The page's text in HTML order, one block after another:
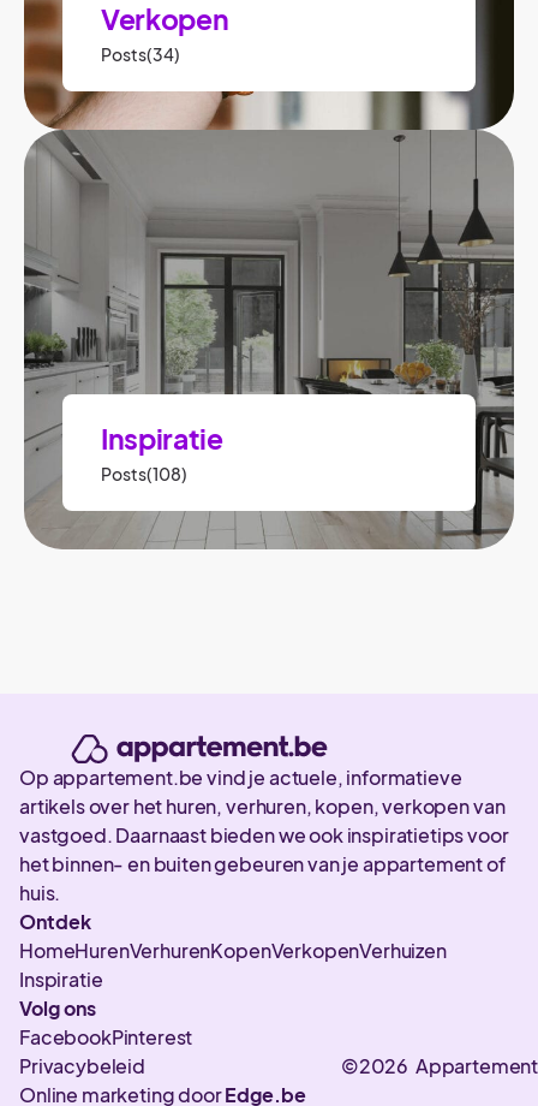
Verkopen
Posts(34)
Inspiratie
Posts(108)
Op appartement.be vind je actuele, informatieve
artikels over het huren, verhuren, kopen, verkopen van
vastgoed. Daarnaast bieden we ook inspiratietips voor
het binnen- en buiten gebeuren van je appartement of
huis.
Ontdek
HomeHurenVerhurenKopenVerkopenVerhuizen
Inspiratie
Volg ons
FacebookPinterest
©2026
Privacybeleid
Online marketing doorEdge.be